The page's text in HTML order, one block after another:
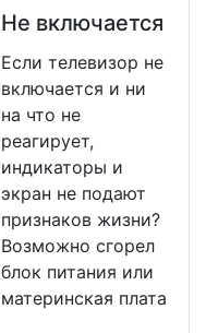
Не включается
Если телевизор не
включается и ни
на что не
реагирует,
индикаторы и
экран не подают
признаков жизни?
Возможно сгорел
блок питания или
материнская плата